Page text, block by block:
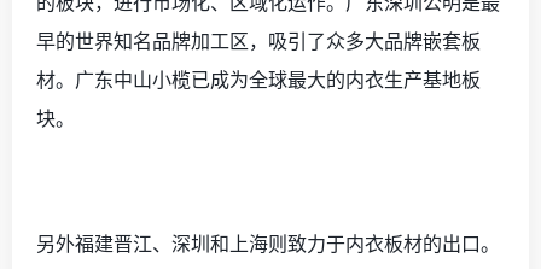
早的世界知名品牌加工区，吸引了众多大品牌嵌套板
材。广东中山小榄已成为全球最大的内衣生产基地板
块。
另外福建晋江、深圳和上海则致力于内衣板材的出口。